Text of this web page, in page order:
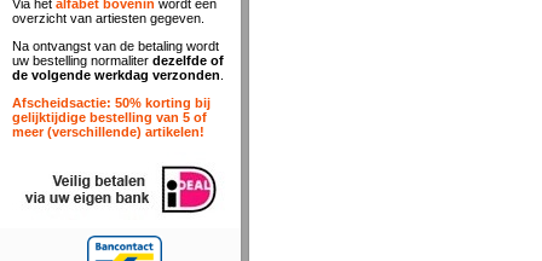
Via het alfabet bovenin wordt een
overzicht van artiesten gegeven.
Na ontvangst van de betaling wordt
uw bestelling normaliter dezelfde of
de volgende werkdag verzonden
Afscheidsactie: 50% korting bij
gelijktijdige bestelling van 5 of
meer (verschillende) artikelen!